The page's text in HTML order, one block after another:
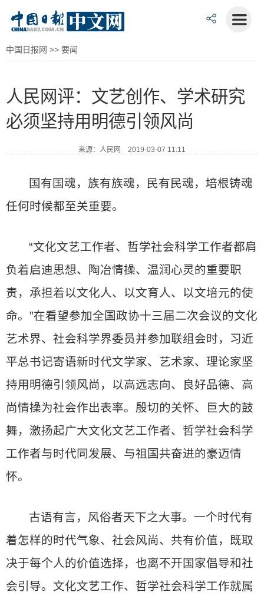
中国日报网 >> 要闻
人民网评：文艺创作、学术研究
必须坚持用明德引领风尚
来源：人民网 2019-03-07 11:11
国有国魂，族有族魂，民有民魂，培根铸魂
任何时候都至关重要。
“文化文艺工作者、哲学社会科学工作者都肩
负着启迪思想、陶冶情操、温润心灵的重要职
责，承担着以文化人、以文育人、以文培元的使
命。”在看望参加全国政协十三届二次会议的文化
艺术界、社会科学界委员并参加联组会时，习近
平总书记寄语新时代文学家、艺术家、理论家坚
持用明德引领风尚，以高远志向、良好品德、高
尚情操为社会作出表率。殷切的关怀、巨大的鼓
舞，激扬起广大文化文艺工作者、哲学社会科学
工作者与时代同发展、与祖国共奋进的豪迈情
怀。
古语有言，风俗者天下之大事。一个时代有
着怎样的时代气象、社会风尚、共有价值，既取
决于每个人的价值选择，也离不开国家倡导和社
会引导。文化文艺工作、哲学社会科学工作就属